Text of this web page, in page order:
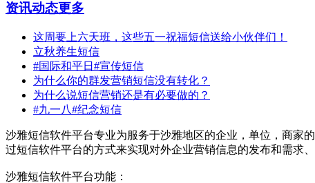
资讯动态更多
这周要上六天班，这些五一祝福短信送给小伙伴们！
立秋养生短信
#国际和平日#宣传短信
为什么你的群发营销短信没有转化？
为什么说短信营销还是有必要做的？
#九一八#纪念短信
沙雅短信软件平台专业为服务于沙雅地区的企业，单位，商家
过短信软件平台的方式来实现对外企业营销信息的发布和需求
沙雅短信软件平台功能：